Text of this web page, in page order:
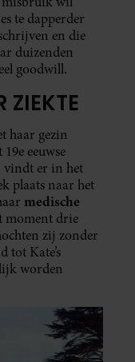
te dapperder
en die
duizenden
goodwill.
ZIEKTE
haar gezin
19e eeuwse
vindt er in het
plaats naar het
medische
moment drie
zij zonder
tot Kate’s
worden